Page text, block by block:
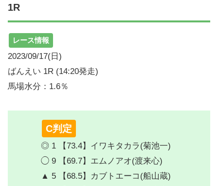
1R
レース情報
2023/09/17(日)
ばんえい 1R (14:20発走)
馬場水分：1.6％
C判定
◎ 1 【73.4】イワキタカラ(菊池一)
◯ 9 【69.7】エムノアオ(渡来心)
▲ 5 【68.5】カブトエーコ(船山蔵)